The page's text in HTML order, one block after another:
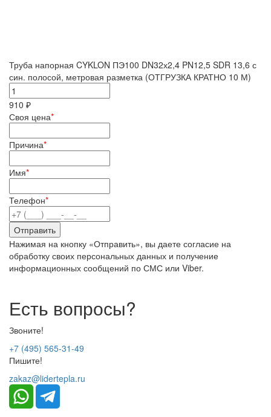
Труба напорная CYKLON ПЭ100 DN32х2,4 PN12,5 SDR 13,6 с
син. полосой, метровая разметка (ОТГРУЗКА КРАТНО 10 М)
910 ₽
Своя цена*
Причина*
Имя*
Телефон*
Нажимая на кнопку «Отправить», вы даете согласие на
обработку своих персональных данных и получение
информационных сообщений по СМС или Viber.
Есть вопросы?
Звоните!
+7 (495) 565-31-49
Пишите!
zakaz@lidertepla.ru